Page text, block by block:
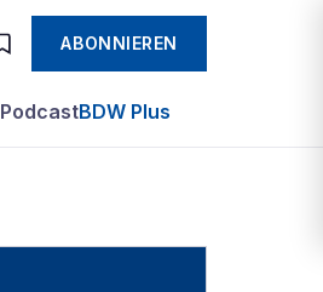
ABONNIEREN
PodcastBDW Plus